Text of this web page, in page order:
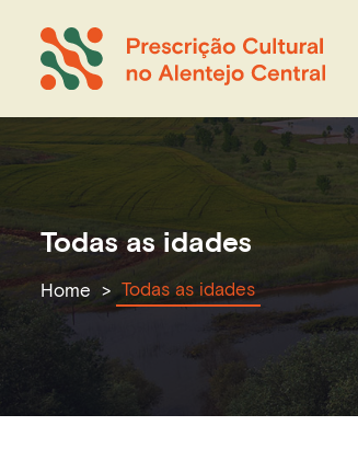
Todas as idades
Home Todas as idades